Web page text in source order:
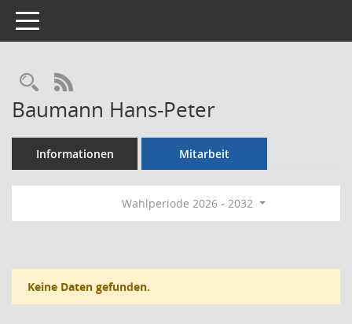
Toggle navigation
Rechercheauswahl
RSS-Feed
Baumann Hans-Peter
Informationen Mitarbeit
Wahlperiode 2026 - 2032
Keine Daten gefunden.